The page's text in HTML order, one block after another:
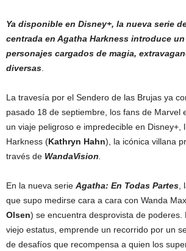
Ya disponible en Disney+, la nueva serie
centrada en Agatha Harkness introduce
personajes cargados de magia,
diversas
La travesía por el Sendero de las Brujas ya
pasado 18 de septiembre, los fans de Marvel
un viaje peligroso e impredecible en Disney+,
Harkness (Kathryn Hahn), la icónica villana
través de WandaVision
En la nueva serie Agatha: En Todas Partes
que supo medirse cara a cara con Wanda
Olsen) se encuentra desprovista de poderes.
viejo estatus, emprende un recorrido por un
de desafíos que recompensa a quien los